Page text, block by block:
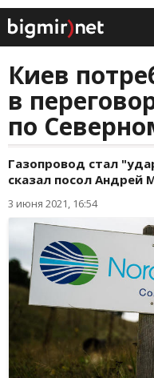
Киев
в
по
Газопровод стал
сказал посол Андрей
3 июня 2021, 16:54